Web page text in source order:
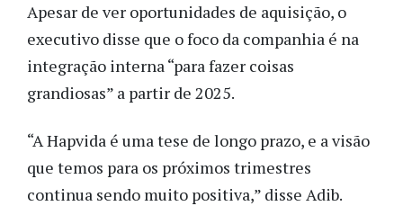
Apesar de ver oportunidades de aquisição, o
executivo disse que o foco da companhia é na
integração interna “para fazer coisas
grandiosas” a partir de 2025.
“A Hapvida é uma tese de longo prazo, e a visão
que temos para os próximos trimestres
continua sendo muito positiva,” disse Adib.